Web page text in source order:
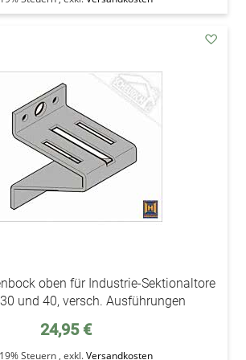
oben für Industrie-Sektionaltore
und 40, versch. Ausführungen
24,95 €
Steuern , exkl.Versandkosten